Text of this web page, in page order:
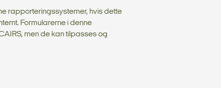
rapporteringssystemer, hvis dette
Formularerne i denne
men de kan tilpasses og